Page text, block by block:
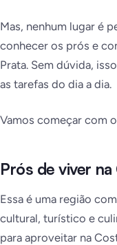
Mas, nenhum lugar é
conhecer os prós e
Prata. Sem dúvida,
as tarefas do dia a dia.
Vamos começar com
Prós de viver
Essa é uma região
cultural, turístico e
para aproveitar na